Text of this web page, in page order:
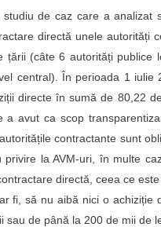
de caz care a
directă unele autorități
(câte 6 autorități publice
central). În perioada 1
directe în sumă de 80,22
avut ca scop
contractante sunt
la AVM-uri, în multe
directă, ceea ce
fi, să nu aibă nici o achiziție
de până la 200 de mii de